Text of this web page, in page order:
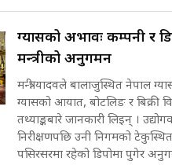
राष्ट्रिय सवालमा ९ दल एकजुट ||
Prachanda, Rabi, Gagan
on the Same Page ||
SIDHAKURA ||
सहकारी पीडितसँग मन्त्री प्रतिभा
भनिन्–साथ दिनुहोस्, दबाब होइन
SIDHAKURA
पोप्पोको पासोः कमाउने लोभमा
उठिबास | The Dark Side of
'Poppo Live'-SIDHAKURA
INVESTIGATION
ग्यासको अभावः कम्पनी र
मन्त्रीको अनुगमन
मन्त्री यादवले बालाजुस्थित नेपाल
ग्यासको आयात, बोटलिङ र बिक्री
तथ्याङ्कबारे जानकारी लिइन् ।
निरीक्षणपछि उनी निगमको
पसिरसरमा रहेको डिपोमा पुगेर